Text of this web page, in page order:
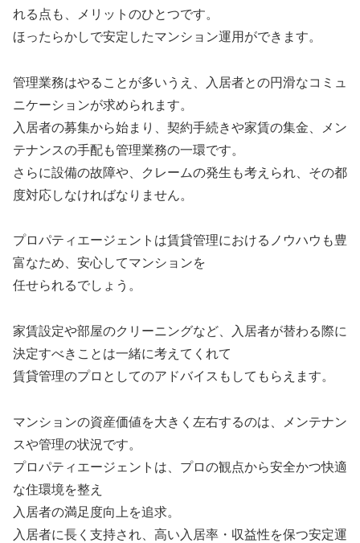
れる点も、メリットのひとつです。
ほったらかしで安定したマンション運用ができます。
管理業務はやることが多いうえ、入居者との円滑なコミュ
ニケーションが求められます。
入居者の募集から始まり、契約手続きや家賃の集金、メン
テナンスの手配も管理業務の一環です。
さらに設備の故障や、クレームの発生も考えられ、その都
度対応しなければなりません。
プロパティエージェントは賃貸管理におけるノウハウも豊
富なため、安心してマンションを
任せられるでしょう。
家賃設定や部屋のクリーニングなど、入居者が替わる際に
決定すべきことは一緒に考えてくれて
賃貸管理のプロとしてのアドバイスもしてもらえます。
マンションの資産価値を大きく左右するのは、メンテナン
スや管理の状況です。
プロパティエージェントは、プロの観点から安全かつ快適
な住環境を整え
入居者の満足度向上を追求。
入居者に長く支持され、高い入居率・収益性を保つ安定運